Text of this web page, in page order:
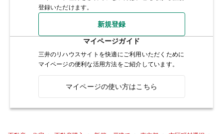
登録いただけます。
新規登録
マイページガイド
三井のリハウスサイトを快適にご利用いただくために
マイページの便利な活用方法をご紹介しています。
マイページの使い方はこちら